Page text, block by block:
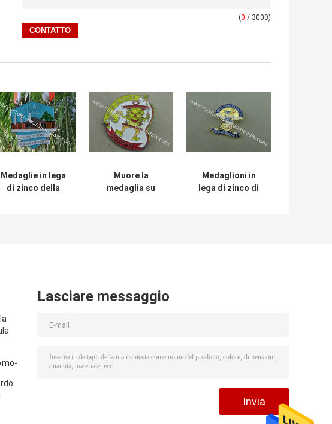
(0 / 3000)
Medaglie in lega
di zinco della
Muore la
medaglia su
Medaglioni in
lega di zinco di
Lasciare messaggio